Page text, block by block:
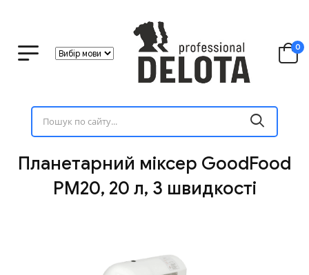
0
Планетарний міксер GoodFood
PM20, 20 л, 3 швидкості